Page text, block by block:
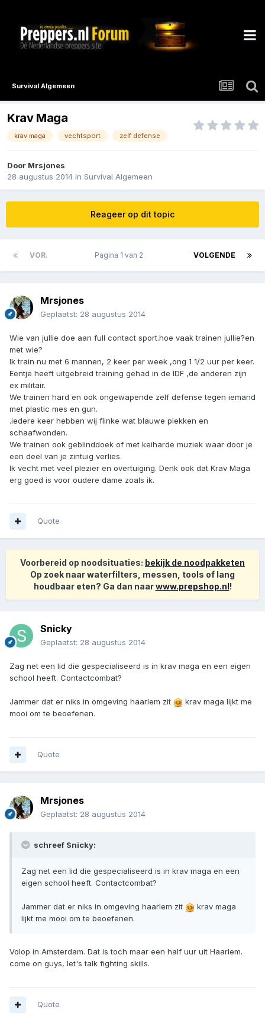
Survival Algemeen
Krav Maga
krav maga vechtsport zelf defense
Door Mrsjones
28 augustus 2014 in Survival Algemeen
Reageer op dit topic
VOR. VOLGENDE
Pagina 1 van 2
Mrsjones
Geplaatst: 28 augustus 2014
Wie van jullie doe aan full contact sport.hoe vaak trainen jullie?en
met wie?
Ik train nu met 6 mannen, 2 keer per week ,ong 1 1/2 uur per keer.
Eentje heeft uitgebreid training gehad in de IDF ,de anderen zijn
ex militair.
We trainen hard en ook ongewapende zelf defense tegen iemand
met plastic mes en gun.
.iedere keer hebben wij flinke wat blauwe plekken en
schaafwonden.
We trainen ook geblinddoek of met keiharde muziek waar door je
een deel van je zintuig verlies.
Ik vecht met veel plezier en overtuiging. Denk ook dat Krav Maga
erg goed is voor oudere dame zoals ik.
Quote
Voorbereid op noodsituaties: bekijk de noodpakketen
Op zoek naar waterfilters, messen, tools of lang
houdbaar eten? Ga dan naarwww.prepshop.nl!
Snicky
Geplaatst: 28 augustus 2014
Zag net een lid die gespecialiseerd is in krav maga en een eigen
school heeft. Contactcombat?
Jammer dat er niks in omgeving haarlem zit
krav maga lijkt me
mooi om te beoefenen.
Quote
Mrsjones
Geplaatst: 28 augustus 2014
schreef Snicky:
Zag net een lid die gespecialiseerd is in krav maga en een
eigen school heeft. Contactcombat?
Jammer dat er niks in omgeving haarlem zit
krav maga
lijkt me mooi om te beoefenen.
Volop in Amsterdam. Dat is toch maar een half uur uit Haarlem.
come on guys, let's talk fighting skills.
Quote